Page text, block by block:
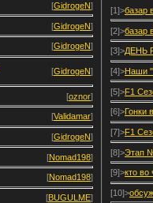
[GidrogeN]
[GidrogeN]
[GidrogeN]
[GidrogeN]
[oznor]
[Validamar]
[GidrogeN]
[Nomad198]
[Nomad198]
[BUGULME]
[1]>базар
[2]>базар
[3]>ДЕНЬ
[4]>Наши
[5]>F1
[6]>Гонки
[7]>F1
[8]>Этап
[9]>кто во
[10]>